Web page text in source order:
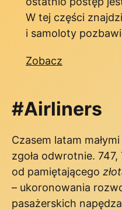
W tej części
i samoloty
Zobacz
#Airliners
Czasem latam
zgoła odwrotnie.
od pamiętającego
– ukoronowania
pasażerskich